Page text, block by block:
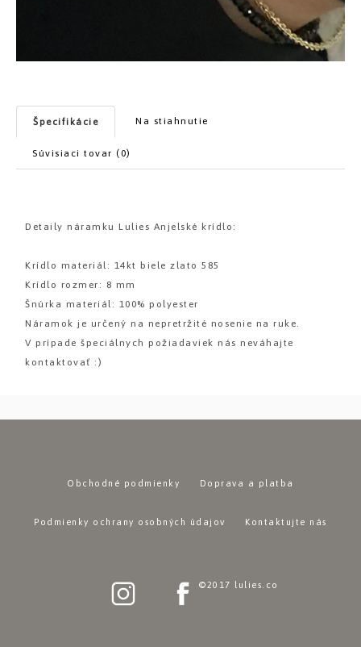
Špecifikácie Na stiahnutie
Súvisiaci tovar (0)
Detaily náramku Lulies Anjelské krídlo:
Krídlo materiál: 14kt biele zlato 585
Krídlo rozmer: 8 mm
Šnúrka materiál: 100% polyester
Náramok je určený na nepretržité nosenie na ruke.
V prípade špeciálnych požiadaviek nás neváhajte
kontaktovať :)
Obchodné podmienky Doprava a platba
Podmienky ochrany osobných údajov Kontaktujte nás
©2017 lulies.co